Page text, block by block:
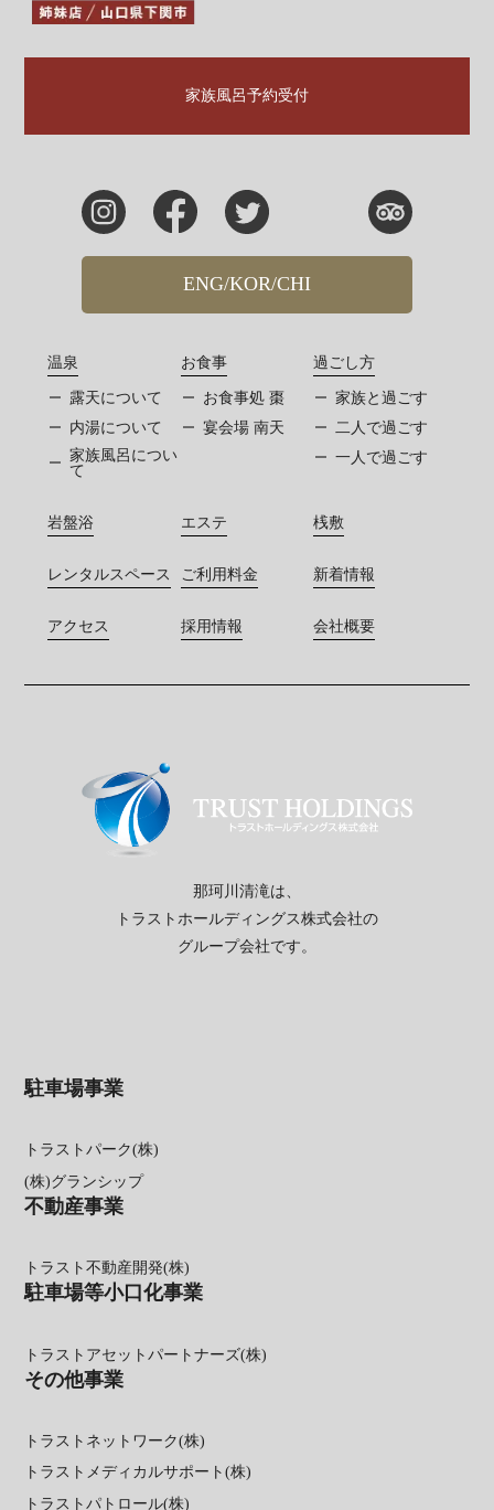
家族風呂予約受付
温泉
露天について
内湯について
家族風呂につい
て
お食事
お食事処 棗
宴会場 南天
過ごし方
家族と過ごす
二人で過ごす
一人で過ごす
ENG/KOR/CHI
岩盤浴 エステ 桟敷
レンタルスペース ご利用料金 新着情報
アクセス 採用情報 会社概要
那珂川清滝は、
トラストホールディングス株式会社の
グループ会社です。
駐車場事業
トラストパーク(株)
(株)グランシップ
不動産事業
トラスト不動産開発(株)
駐車場等小口化事業
トラストアセットパートナーズ(株)
その他事業
トラストネットワーク(株)
トラストメディカルサポート(株)
トラストパトロール(株)